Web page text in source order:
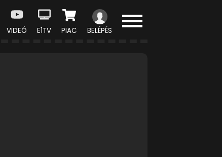
VIDEÓ E1TV PIAC BELÉPÉS